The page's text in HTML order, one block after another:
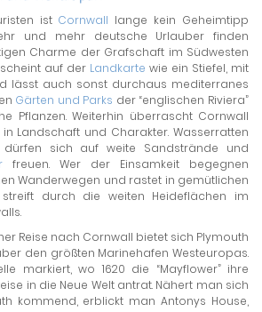
ist Cornwall lange kein Geheimtipp
und mehr deutsche Urlauber finden
Charme der Grafschaft im Südwesten
auf der Landkarte wie ein Stiefel, mit
lässt auch sonst durchaus mediterranes
Gärten und Parks der “englischen Riviera”
Pflanzen. Weiterhin überrascht Cornwall
Landschaft und Charakter. Wasserratten
dürfen sich auf weite Sandstrände und
freuen. Wer der Einsamkeit begegnen
Wanderwegen und rastet in gemütlichen
durch die weiten Heideflächen im
Reise nach Cornwall bietet sich Plymouth
den größten Marinehafen Westeuropas.
markiert, wo 1620 die “Mayflower” ihre
in die Neue Welt antrat. Nähert man sich
kommend, erblickt man Antonys House,